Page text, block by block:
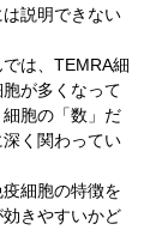
説明できない
は、TEMRA細
が多くなって
胞の「数」だ
く関わってい
細胞の特徴を
きやすいかど